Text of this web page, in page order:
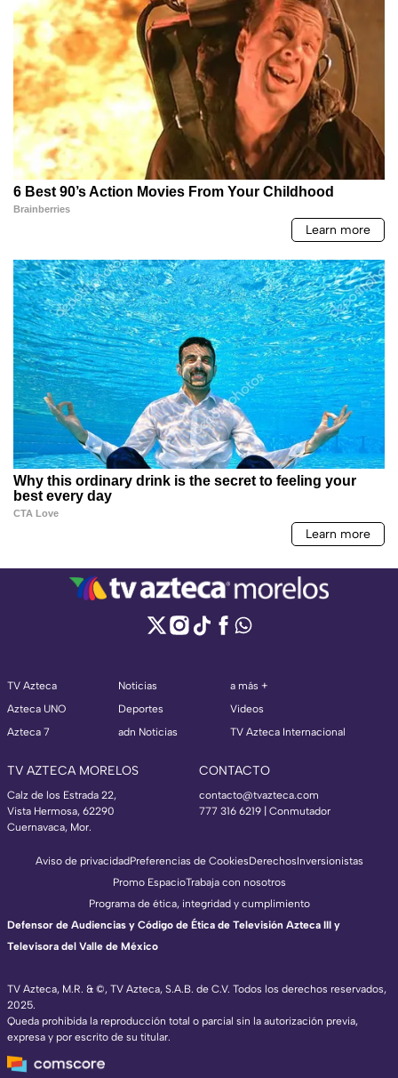
TV Azteca
Azteca UNO
Azteca 7
Noticias
Deportes
adn Noticias
a más +
Videos
TV Azteca Internacional
TV AZTECA MORELOS
Calz de los Estrada 22,
Vista Hermosa, 62290
Cuernavaca, Mor.
CONTACTO
contacto@tvazteca.com
777 316 6219 | Conmutador
TV Azteca, M.R. & ©, TV Azteca, S.A.B. de C.V. Todos los derechos reservados,
2025.
Queda prohibida la reproducción total o parcial sin la autorización previa,
expresa y por escrito de su titular.
Aviso de privacidadPreferencias de CookiesDerechosInversionistas
Promo EspacioTrabaja con nosotros
Programa de ética, integridad y cumplimiento
Defensor de Audiencias y Código de Ética de Televisión Azteca III y
Televisora del Valle de México